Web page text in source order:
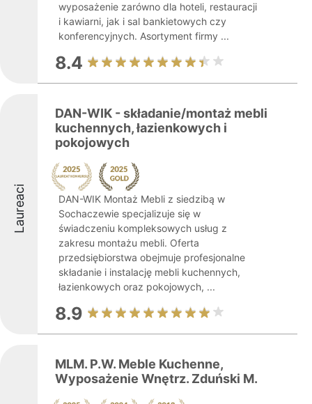
wyposażenie zarówno dla hoteli, restauracji
i kawiarni, jak i sal bankietowych czy
konferencyjnych. Asortyment firmy ...
8.4
Laureaci
DAN-WIK - składanie/montaż mebli
kuchennych, łazienkowych i
pokojowych
DAN-WIK Montaż Mebli z siedzibą w
Sochaczewie specjalizuje się w
świadczeniu kompleksowych usług z
zakresu montażu mebli. Oferta
przedsiębiorstwa obejmuje profesjonalne
składanie i instalację mebli kuchennych,
łazienkowych oraz pokojowych, ...
8.9
MLM. P.W. Meble Kuchenne,
Wyposażenie Wnętrz. Zduński M.